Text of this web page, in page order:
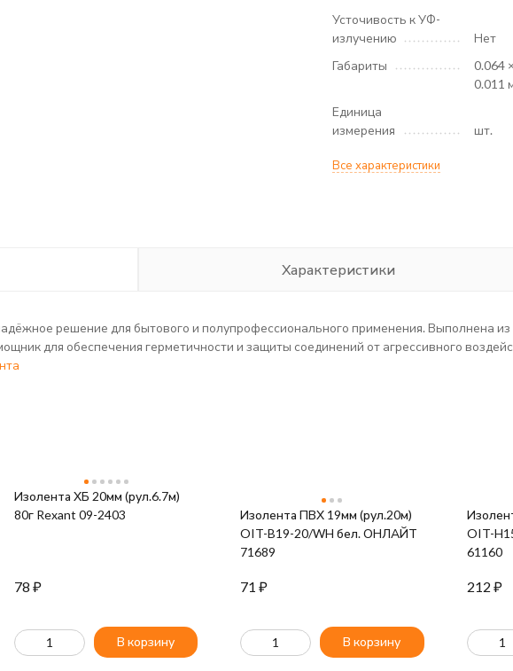
Усточивость к УФ-
излучению
Нет
Габариты
0.064
0.011
Единица
измерения
шт.
Все характеристики
Характеристики
решение для бытового и полупрофессионального применения. Выполнена
для обеспечения герметичности и защиты соединений от агрессивного
Изолента ХБ 20мм (рул.6.7м)
80г Rexant 09-2403
78 ₽
В корзину
Изолента ПВХ 19мм (рул.20м)
OIT-B19-20/WH бел. ОНЛАЙТ
71689
71 ₽
В корзину
OIT-
61160
212 ₽